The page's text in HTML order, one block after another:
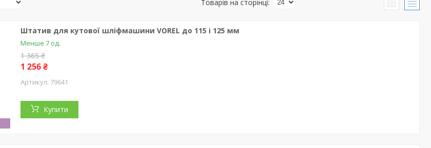
Штатив для кутової шліфмашини VOREL до 115 і 125 мм
Менше 7 од.
1 365 ₴
1 256 ₴
79641
Купити